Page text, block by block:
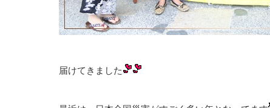
届けてきました